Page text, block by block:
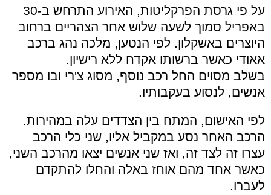
על פי גרסת הפרקליטות, האירוע התרחש ב-30
באפריל סמוך לשעה שלוש אחר הצהריים ברחוב
היוצרים באשקלון. לפי הנטען, מלכה נהג ברכב
אאודי כאשר ברשותו אקדח ללא רישיון.
בשלב מסוים החל רכב נוסף, מסוג צ'רי ובו מספר
אנשים, לנסוע בעקבותיו.
לפי האישום, המתח בין הצדדים עלה במהירות.
הרכב האחר נסע במקביל אליו, שני כלי הרכב
עצרו זה לצד זה, ואז שני אנשים יצאו מהרכב השני,
כאשר אחד מהם אוחז באלה והחלו להתקדם
לעברו.